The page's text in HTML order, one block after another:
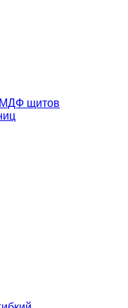
МДФ щитов